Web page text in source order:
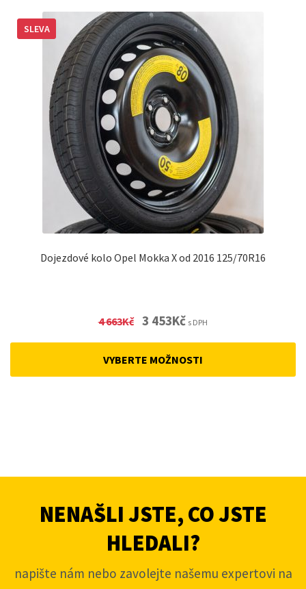
Dojezdové kolo Opel Mokka X od 2016 125/70R16
SLEVA
4 663Kč Original
3 453KčCurrent
s DPH
VYBERTE MOŽNOSTI
NENAŠLI JSTE, CO JSTE
HLEDALI?
napište nám nebo zavolejte našemu expertovi na